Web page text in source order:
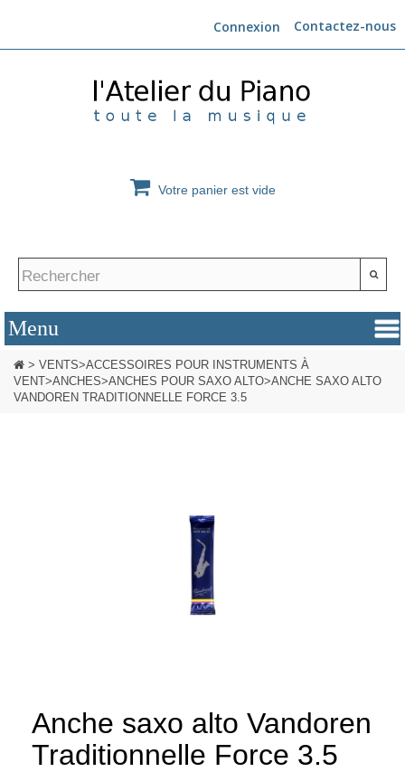
Contactez-nous
Connexion
Votre panier est vide
> VENTS>ACCESSOIRES POUR INSTRUMENTS À
VENT>ANCHES>ANCHES POUR SAXO ALTO>ANCHE SAXO ALTO
VANDOREN TRADITIONNELLE FORCE 3.5
Anche saxo alto Vandoren
Traditionnelle Force 3.5